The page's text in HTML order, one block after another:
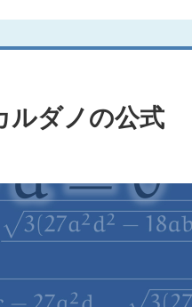
ルダノの公式